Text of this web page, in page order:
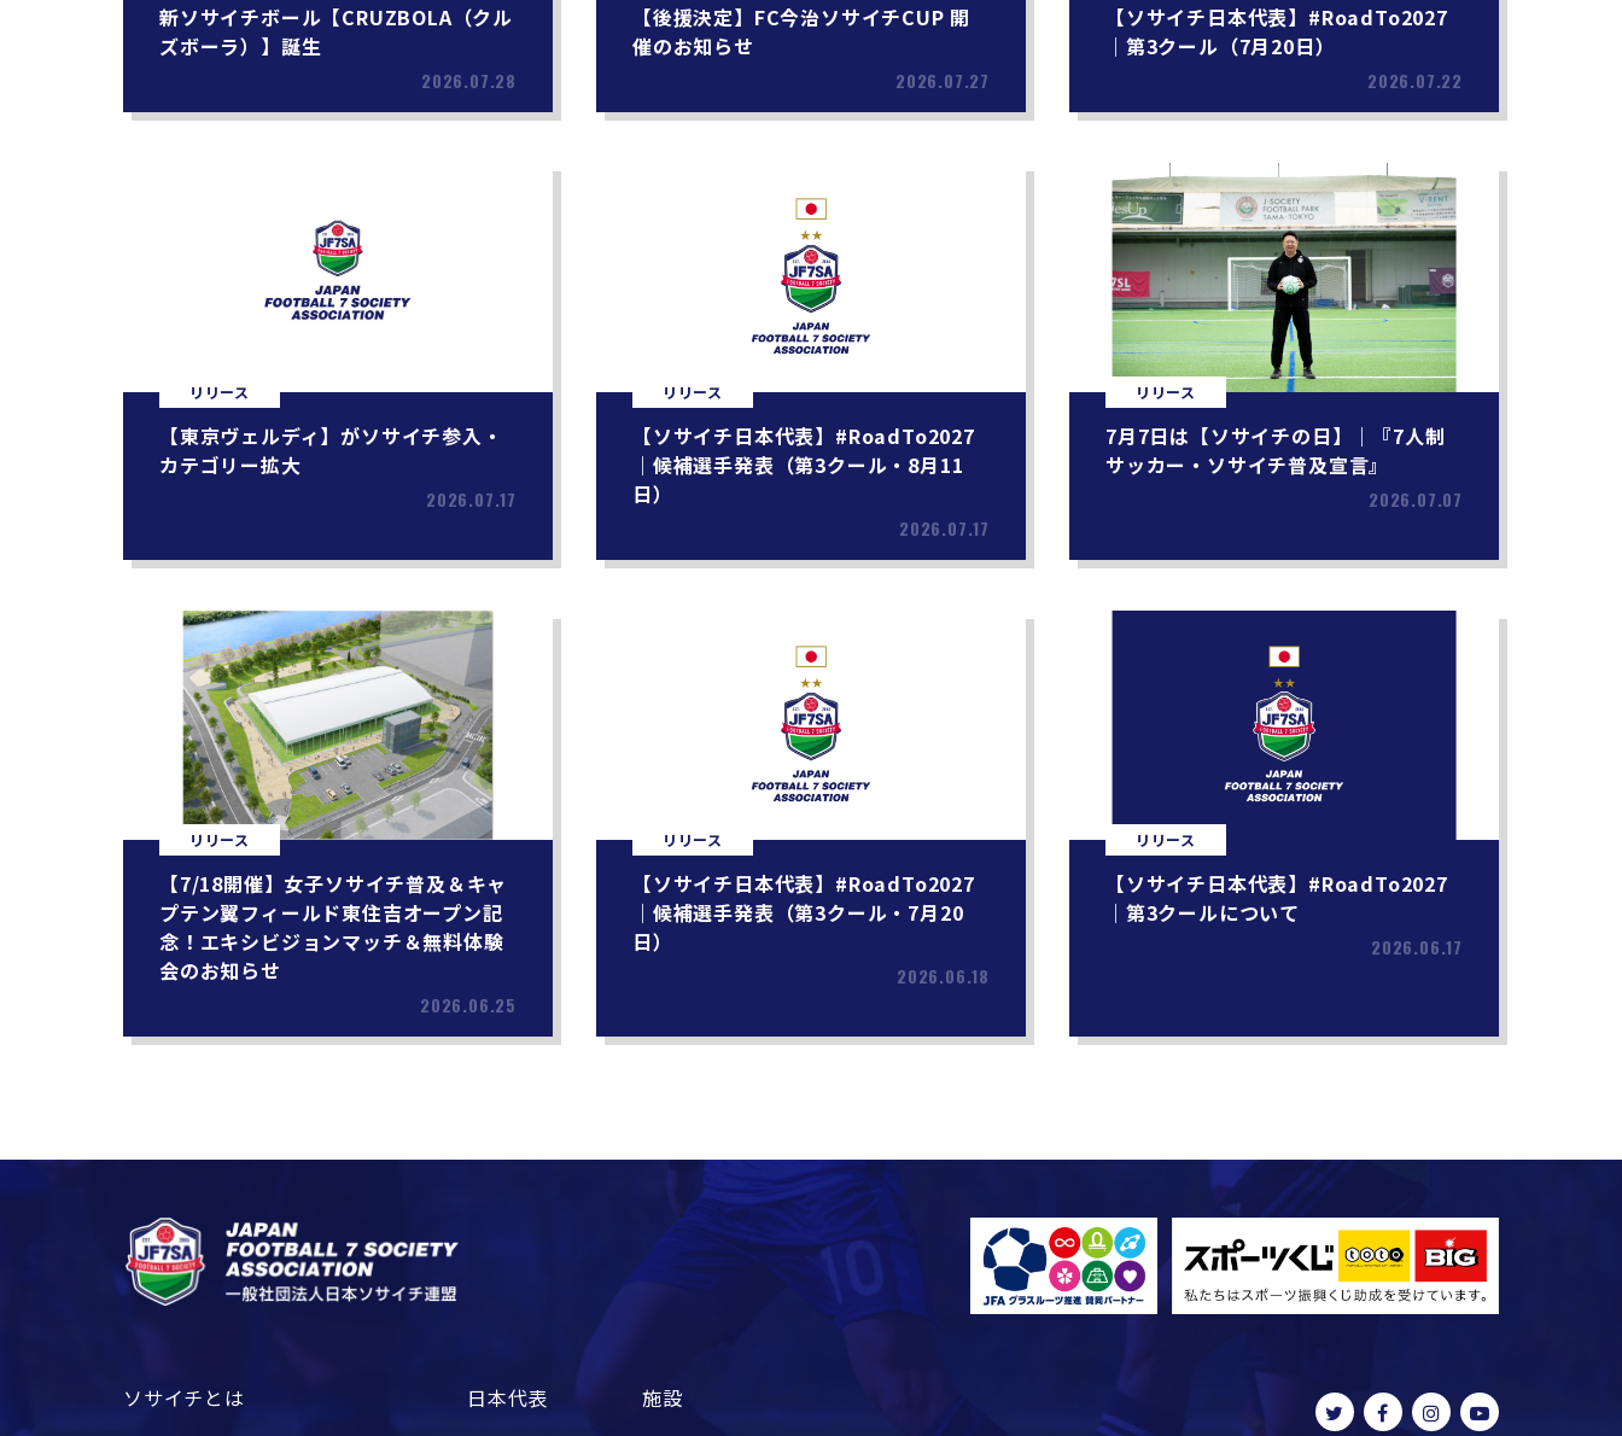
新ソサイチボール【CRUZBOLA（クル
ズボーラ）】誕生
2026.07.28
【後援決定】FC今治ソサイチCUP 開
催のお知らせ
2026.07.27
【ソサイチ日本代表】#RoadTo2027
｜第3クール（7月20日）
2026.07.22
リリース
【東京ヴェルディ】がソサイチ参入・
カテゴリー拡大
2026.07.17
リリース
【ソサイチ日本代表】#RoadTo2027
｜候補選手発表（第3クール・8月11
日）
2026.07.17
リリース
7月7日は【ソサイチの日】｜『7人制
サッカー・ソサイチ普及宣言』
2026.07.07
リリース
【7/18開催】女子ソサイチ普及＆キャ
プテン翼フィールド東住吉オープン記
念！エキシビジョンマッチ＆無料体験
会のお知らせ
2026.06.25
リリース
【ソサイチ日本代表】#RoadTo2027
｜候補選手発表（第3クール・7月20
日）
2026.06.18
リリース
【ソサイチ日本代表】#RoadTo2027
｜第3クールについて
2026.06.17
ソサイチとは
日本代表
施設